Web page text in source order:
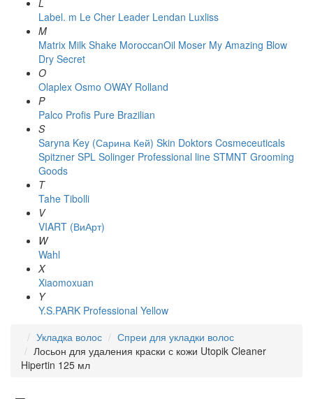
L
Label. m Le Cher Leader Lendan Luxliss
M
Matrix Milk Shake MoroccanOil Moser My Amazing Blow
Dry Secret
O
Olaplex Osmo OWAY Rolland
P
Palco Profis Pure Brazilian
S
Saryna Key (Сарина Кей) Skin Doktors Cosmeceuticals
Spitzner SPL Solinger Professional line STMNT Grooming
Goods
T
Tahe Tibolli
V
VIART (ВиАрт)
W
Wahl
X
Xiaomoxuan
Y
Y.S.PARK Professional Yellow
Укладка волос
Спреи для укладки волос
Лосьон для удаления краски с кожи Utopik Cleaner
Hipertin 125 мл